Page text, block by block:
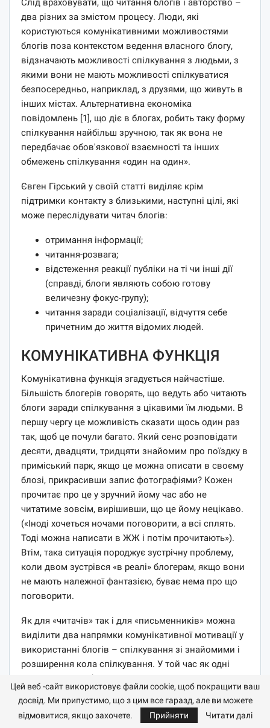
два різних за змістом процесу. Люди, які
користуються комунікативними можливостями
блогів поза контекстом ведення власного блогу,
відзначають можливості спілкування з людьми, з
якими вони не мають можливості спілкуватися
безпосередньо, наприклад, з друзями, що живуть в
інших містах. Альтернативна економіка
повідомлень [1], що діє в блогах, робить таку форму
спілкування найбільш зручною, так як вона не
передбачає обов'язкової взаємності та інших
обмежень спілкування «один на один».
Євген Гірський у своїй статті виділяє крім
підтримки контакту з близькими, наступні цілі, які
може переслідувати читач блогів:
отримання інформації;
читання-розвага;
відстеження реакції публіки на ті чи інші дії
(справді, блоги являють собою готову
величезну фокус-групу);
читання заради соціалізації, відчуття себе
причетним до життя відомих людей.
КОМУНІКАТИВНА ФУНКЦІЯ
Комунікативна функція згадується найчастіше.
Більшість блогерів говорять, що ведуть або читають
блоги заради спілкування з цікавими їм людьми. В
першу чергу це можливість сказати щось один раз
так, щоб це почули багато. Який сенс розповідати
десяти, двадцяти, тридцяти знайомим про поїздку в
приміський парк, якщо це можна описати в своєму
блозі, прикрасивши запис фотографіями? Кожен
прочитає про це у зручний йому час або не
читатиме зовсім, вирішивши, що це йому нецікаво.
(«Іноді хочеться ночами поговорити, а всі сплять.
Тоді можна написати в ЖЖ і потім прочитають»).
Втім, така ситуація породжує зустрічну проблему,
коли двом зустрівся «в реалі» блогерам, якщо вони
не мають належної фантазією, буває нема про що
поговорити.
Як для «читачів» так і для «письменників» можна
виділити два напрямки комунікативної мотивації у
використанні блогів – спілкування зі знайомими і
розширення кола спілкування. У той час як одні
люди заводять блог для зручності комунікації з
наявними знайомими, інші заводять блог для того
щоб познайомитися з новими людьми, для
розширення своєї аудиторії. У цих двох
Цей веб -сайт використовує файли cookie, щоб покращити ваш
досвід. Ми припустимо, що з цим все гаразд, але ви можете
відмовитися, якщо захочете.
Прийняти Читати далі